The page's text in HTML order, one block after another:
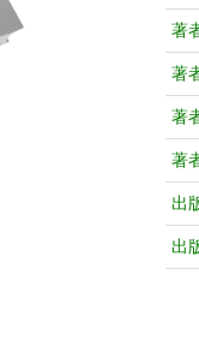
著
著
著
著
出
出